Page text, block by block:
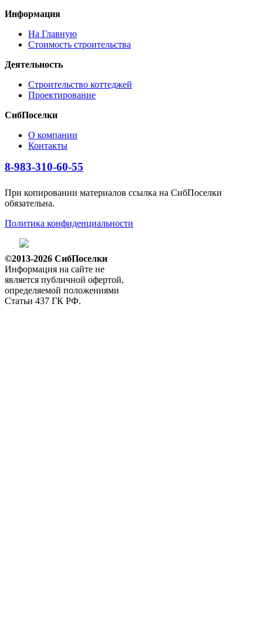
Информация
На Главную
Стоимость строительства
Деятельность
Строительство коттеджей
Проектирование
СибПоселки
О компании
Контакты
8-983-310-60-55
При копировании материалов ссылка на СибПоселки
обязательна.
Политика конфиденциальности
©2013-2026 СибПоселки
Информация на сайте не
является публичной офертой,
определяемой положениями
Статьи 437 ГК РФ.